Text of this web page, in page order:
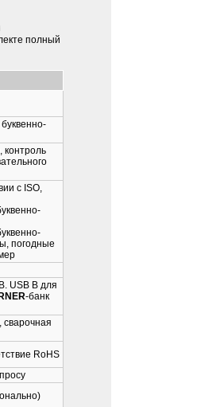
полный
контроль
с ISO,
погодные
USB B для
-банк
сварочная
RoHS